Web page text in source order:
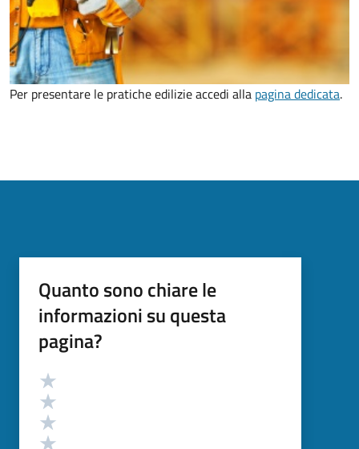
Per presentare le pratiche edilizie accedi alla pagina dedicata.
Quanto sono chiare le
informazioni su questa
pagina?
Valutazione